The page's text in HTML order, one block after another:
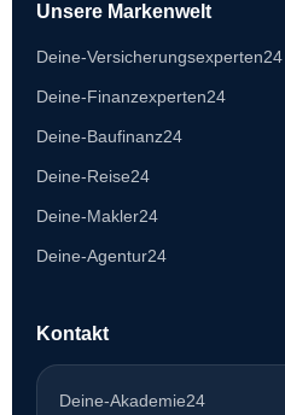
Unsere Markenwelt
Deine-Versicherungsexperten24
Deine-Finanzexperten24
Deine-Baufinanz24
Deine-Reise24
Deine-Makler24
Deine-Agentur24
Kontakt
Deine-Akademie24